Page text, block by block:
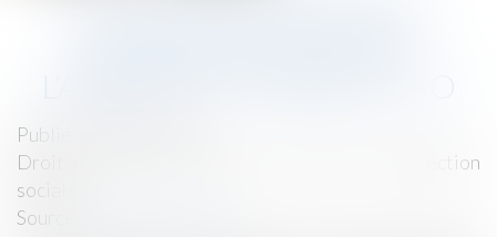
Publié le :
Droit du travail - Salariés
Droit de la protection
sociale
Source :